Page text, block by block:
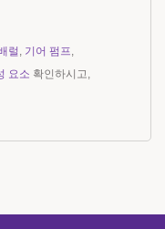
럴 , 기어 펌프,
요소 확인하시고,